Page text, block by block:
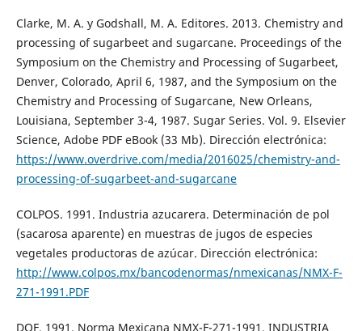
Clarke, M. A. y Godshall, M. A. Editores. 2013. Chemistry and
processing of sugarbeet and sugarcane. Proceedings of the
Symposium on the Chemistry and Processing of Sugarbeet,
Denver, Colorado, April 6, 1987, and the Symposium on the
Chemistry and Processing of Sugarcane, New Orleans,
Louisiana, September 3-4, 1987. Sugar Series. Vol. 9. Elsevier
Science, Adobe PDF eBook (33 Mb). Dirección electrónica:
https://www.overdrive.com/media/2016025/chemistry-and-
processing-of-sugarbeet-and-sugarcane
COLPOS. 1991. Industria azucarera. Determinación de pol
(sacarosa aparente) en muestras de jugos de especies
vegetales productoras de azúcar. Dirección electrónica:
http://www.colpos.mx/bancodenormas/nmexicanas/NMX-F-
271-1991.PDF
DOF. 1991. Norma Mexicana NMX-F-271-1991. INDUSTRIA